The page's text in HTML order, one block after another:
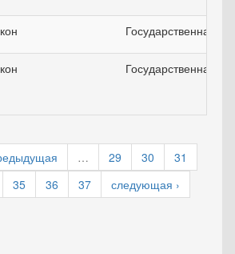
Государственная
Государственная
… 29 30
31
35 36 37
следующая ›